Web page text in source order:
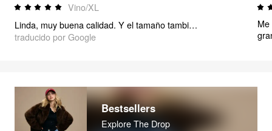
Vino/XL
Linda, muy buena calidad. Y el tamaño también es el correcto.
traducido por Google
Bestsellers
Explore The Drop